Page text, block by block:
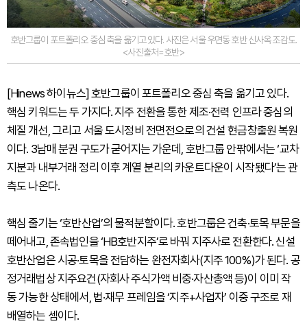
호반그룹이 포트폴리오 중심 축을 옮기고 있다. 사진은 서울 우면동 호반 신사옥 조감도.
<사진출처=호반>
[Hinews 하이뉴스] 호반그룹이 포트폴리오 중심 축을 옮기고 있다.
핵심 키워드는 두 가지다. 지주 전환을 통한 제조·전력 인프라 중심의
체질 개선, 그리고 서울 도시정비 전면전으로의 건설 현금창출원 복원
이다. 3남매 분권 구도가 굳어지는 가운데, 호반그룹 안팎에서는 ‘교차
지분과 내부거래 정리 이후 계열 분리의 카운트다운이 시작됐다’는 관
측도 나온다.
핵심 줄기는 ‘호반산업’의 물적분할이다. 호반그룹은 건축·토목 부문을
떼어내고, 존속법인을 ‘HB호반지주’로 바꿔 지주사로 전환한다. 신설
호반산업은 시공·토목을 전담하는 완전자회사(지주 100%)가 된다. 공
정거래법상 지주요건(자회사 주식가액 비중·자산총액 등)이 이미 작
동 가능한 상태에서, 법·재무 프레임을 ‘지주+사업자’ 이중 구조로 재
배열하는 셈이다.